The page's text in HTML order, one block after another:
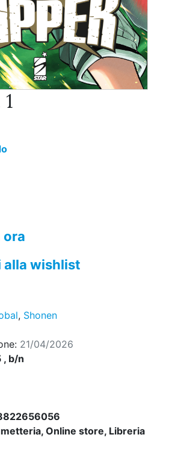
ora
alla wishlist
, Shonen
21/04/2026
, b/n
Online store, Libreria